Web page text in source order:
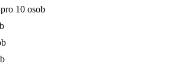
pro 10 osob